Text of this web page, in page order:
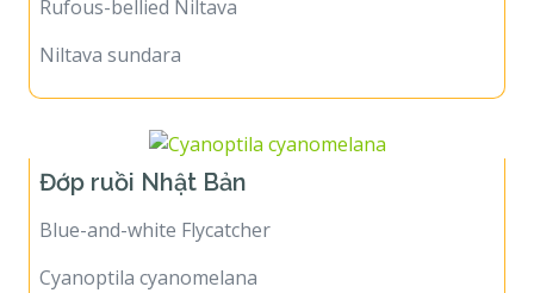
Rufous-bellied Niltava
Niltava sundara
Đớp ruồi Nhật Bản
Blue-and-white Flycatcher
Cyanoptila cyanomelana